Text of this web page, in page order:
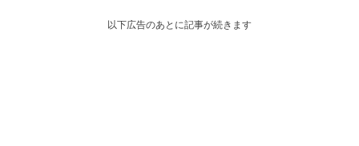
以下広告のあとに記事が続きます